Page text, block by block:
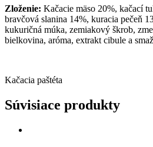
Zloženie: Kačacie mäso 20%, kačací
bravčová slanina 14%, kuracia pečeň
kukuričná múka, zemiakový škrob,
bielkovina, aróma, extrakt cibule a
Kačacia paštéta
Súvisiace produkty